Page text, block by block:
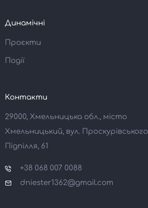
Динамічні
Проєкти
Події
Контакти
29000, Хмельницька обл., місто
Хмельницький, вул. Проскурівського
Підпілля, 61
+38 068 007 0088
dniester1362@gmail.com